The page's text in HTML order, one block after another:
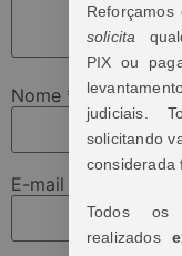
Nome *
E-mail
Reforçamos
solicita
PIX ou
judiciais.
solicitando
considerada
Todos os
realizados